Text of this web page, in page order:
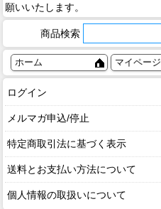
願いいたします。
商品検索
ホーム マイページ
ログイン
メルマガ申込/停止
特定商取引法に基づく表示
送料とお支払い方法について
個人情報の取扱いについて